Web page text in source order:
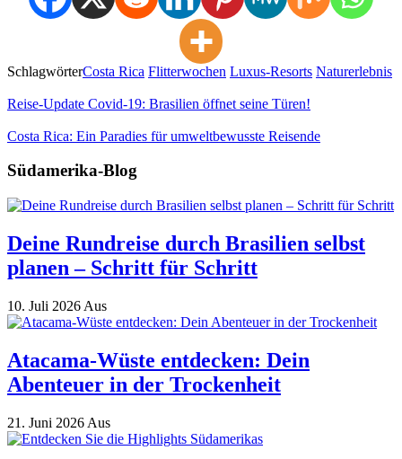
SchlagwörterCosta Rica Flitterwochen Luxus-Resorts Naturerlebnis
Reise-Update Covid-19: Brasilien öffnet seine Türen!
Costa Rica: Ein Paradies für umweltbewusste Reisende
Südamerika-Blog
Deine Rundreise durch Brasilien selbst
planen – Schritt für Schritt
10. Juli 2026 Aus
Atacama-Wüste entdecken: Dein
Abenteuer in der Trockenheit
21. Juni 2026 Aus